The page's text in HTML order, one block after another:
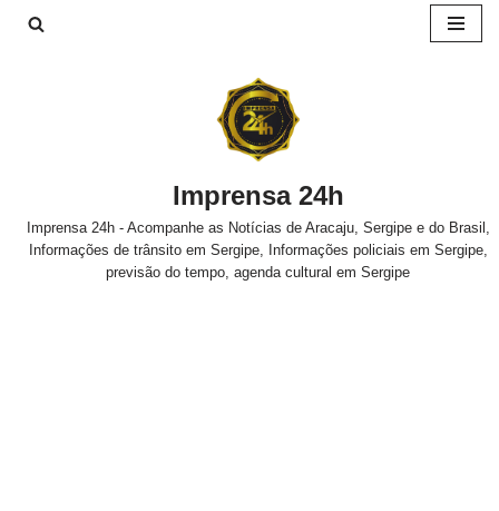
Imprensa 24h
Imprensa 24h - Acompanhe as Notícias de Aracaju, Sergipe e do Brasil,
Informações de trânsito em Sergipe, Informações policiais em Sergipe,
previsão do tempo, agenda cultural em Sergipe